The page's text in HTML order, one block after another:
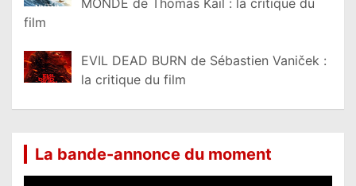
film
EVIL DEAD BURN de Sébastien Vaniček :
la critique du film
La bande-annonce du moment